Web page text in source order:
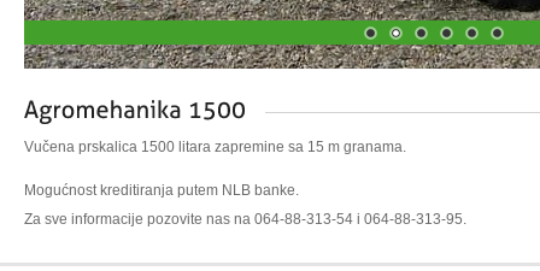
Vučena prskalica 1500 litara zapremine sa 15 m granama.
Mogućnost kreditiranja putem NLB banke.
Za sve informacije pozovite nas na 064-88-313-54 i 064-88-313-95.